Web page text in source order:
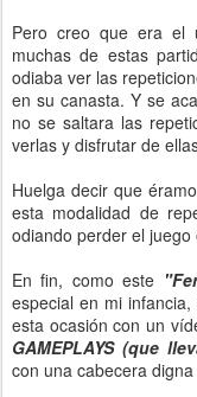
Pero creo que era el
muchas de estas
odiaba ver las
en su canasta. Y se
no se saltara las
verlas y disfrutar de
Huelga decir que
esta modalidad de
odiando perder el
En fin, como este
especial en mi
esta ocasión con un
GAMEPLAYS (que
con una cabecera